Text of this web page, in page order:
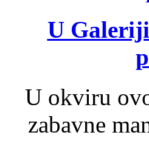
U
U okviru
zabavne